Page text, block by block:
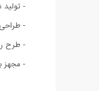
-
- طراحی
- طرح
- مجهز